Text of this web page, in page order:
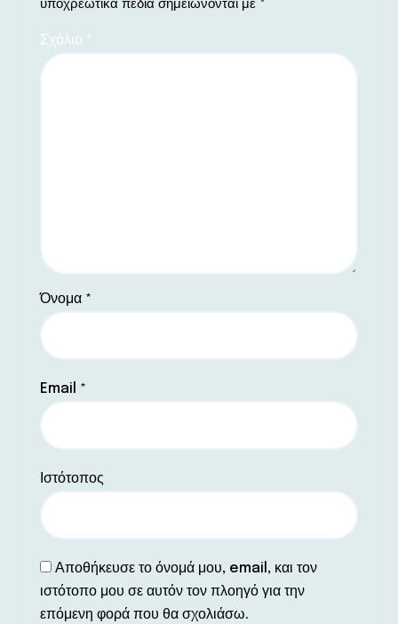
υποχρεωτικά πεδία σημειώνονται με *
Σχόλιο *
Όνομα *
Email *
Ιστότοπος
Αποθήκευσε το όνομά μου, email, και τον
ιστότοπο μου σε αυτόν τον πλοηγό για την
επόμενη φορά που θα σχολιάσω.